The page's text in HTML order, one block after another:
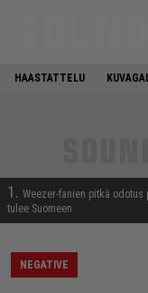
HAASTATTELU
1. Weezer-fanien pitkä odotus
tulee Suomeen
NEGATIVE